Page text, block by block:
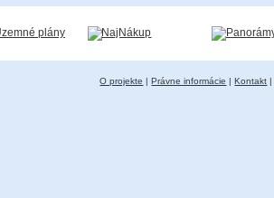
O projekte |Právne informácie |Kontakt